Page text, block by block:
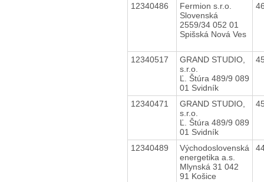
12340486
Fermion s.r.o.
Slovenská
2559/34 052 01
Spišská Nová Ves
12340517
GRAND STUDIO,
s.r.o.
Ľ. Štúra 489/9 089
01 Svidník
12340471
GRAND STUDIO,
s.r.o.
Ľ. Štúra 489/9 089
01 Svidník
12340489
Východoslovenská
energetika a.s.
Mlynská 31 042
91 Košice